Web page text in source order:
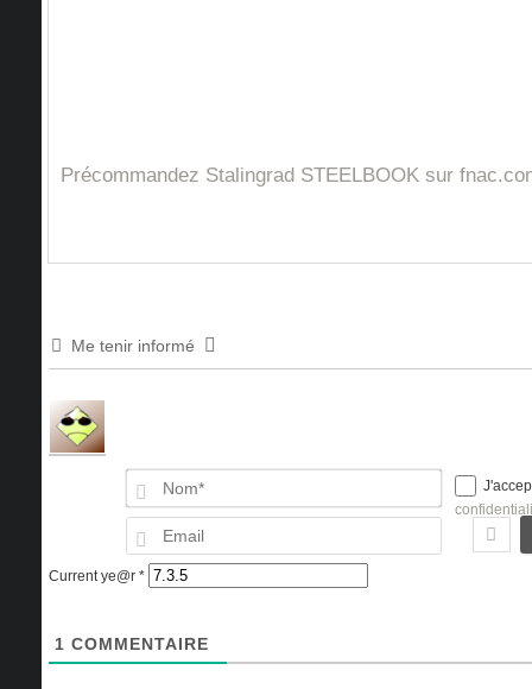
Précommandez Stalingrad STEELBOOK sur
Me tenir informé
Nom*
Current ye@r *
1 COMMENTAIRE